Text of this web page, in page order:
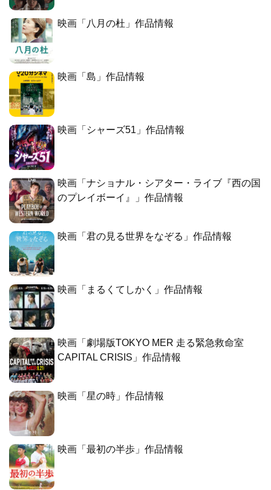
映画「八月の杜」作品情報
映画「島」作品情報
映画「シャーズ51」作品情報
映画「ナショナル・シアター・ライブ『西の国
のプレイボーイ』」作品情報
映画「君の見る世界をなぞる」作品情報
映画「まるくてしかく」作品情報
映画「劇場版TOKYO MER 走る緊急救命室
CAPITAL CRISIS」作品情報
映画「星の時」作品情報
映画「最初の半歩」作品情報